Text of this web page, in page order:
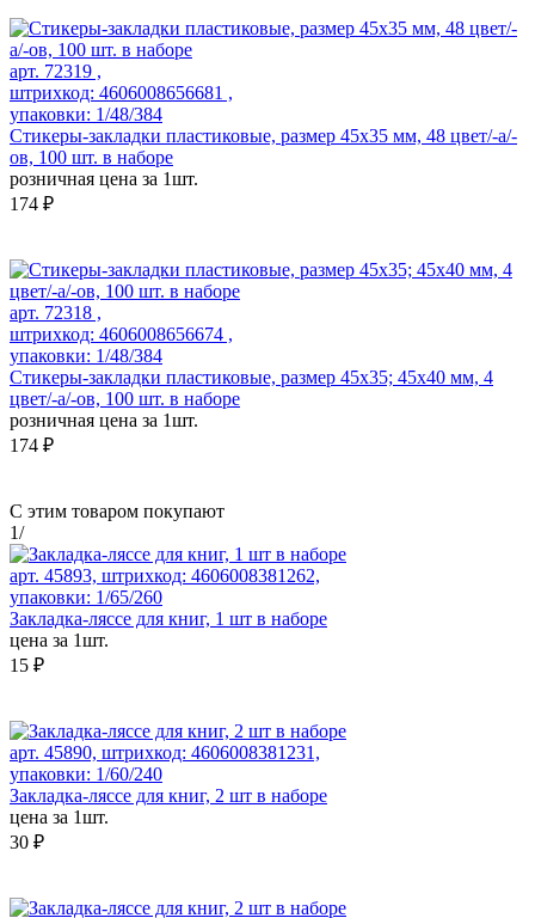
арт. 72319 ,
штрихкод: 4606008656681 ,
упаковки: 1/48/384
Стикеры-закладки пластиковые, размер 45х35 мм, 48 цвет/-а/-
ов, 100 шт. в наборе
розничная цена за 1шт.
174 ₽
арт. 72318 ,
штрихкод: 4606008656674 ,
упаковки: 1/48/384
Стикеры-закладки пластиковые, размер 45х35; 45x40 мм, 4
цвет/-а/-ов, 100 шт. в наборе
розничная цена за 1шт.
174 ₽
С этим товаром покупают
1/
арт. 45893, штрихкод: 4606008381262,
упаковки: 1/65/260
Закладка-ляссе для книг, 1 шт в наборе
цена за 1шт.
15 ₽
арт. 45890, штрихкод: 4606008381231,
упаковки: 1/60/240
Закладка-ляссе для книг, 2 шт в наборе
цена за 1шт.
30 ₽